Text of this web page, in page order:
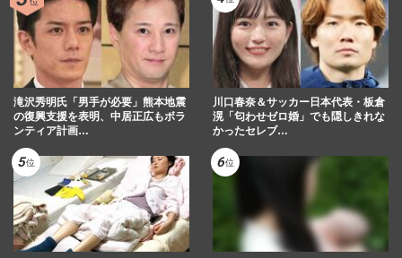
滝沢秀明氏「男手が必要」熊本地震
の復興支援を表明、中居正広もボラ
ンティア計画…
川口春奈＆サッカー日本代表・板倉
滉「匂わせゼロ婚」でも隠しきれな
かったセレブ…